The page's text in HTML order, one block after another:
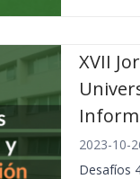
XVII
2023-10-
Desafíos